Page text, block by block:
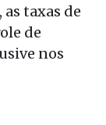
taxas de
de
nos